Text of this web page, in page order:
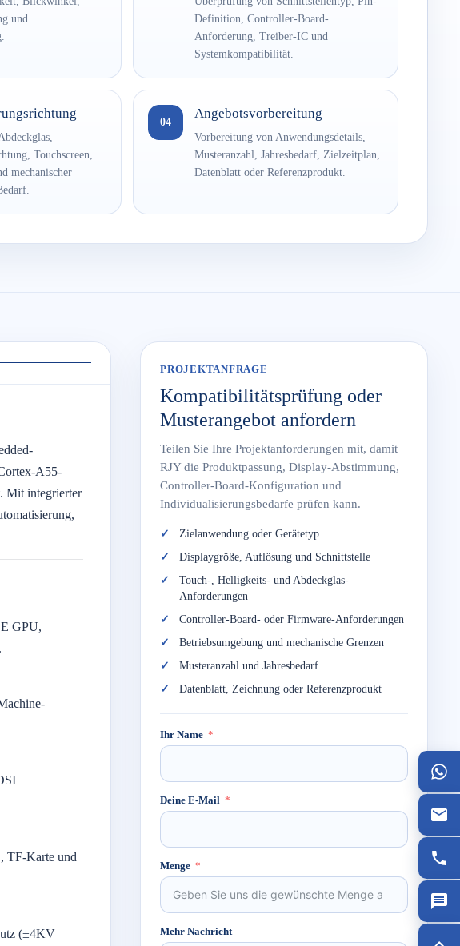
und
Definition, Controller-Board-
Anforderung, Treiber-IC und
Systemkompatibilität.
Touchscreen,
mechanischer
04
Angebotsvorbereitung
Vorbereitung von Anwendungsdetails,
Musteranzahl, Jahresbedarf, Zielzeitplan,
Datenblatt oder Referenzprodukt.
A55-
Mit integrierter
GPU,
TF-Karte und
(±4KV
PROJEKTANFRAGE
Kompatibilitätsprüfung oder
Musterangebot anfordern
Teilen Sie Ihre Projektanforderungen mit, damit
RJY die Produktpassung, Display-Abstimmung,
Controller-Board-Konfiguration und
Individualisierungsbedarfe prüfen kann.
Zielanwendung oder Gerätetyp
Displaygröße, Auflösung und Schnittstelle
Touch-, Helligkeits- und Abdeckglas-
Anforderungen
Controller-Board- oder Firmware-Anforderungen
Betriebsumgebung und mechanische Grenzen
Musteranzahl und Jahresbedarf
Datenblatt, Zeichnung oder Referenzprodukt
Ihr Name
Deine E-Mail
Menge
Mehr Nachricht